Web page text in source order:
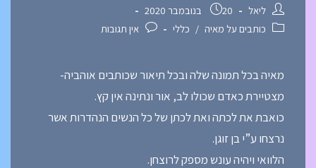
ליאל
20 בנובמבר 2020
כותבים על מאיה / כללי אין תגובות
מאיה בכל תמונה שלה ובכל תיאור שכותבים אוהביה-
מצטיירת כאדם שכולו לב, אור ונתינה אין קץ.
כואבת את לכתה ואת לכתן של כל הנשים הנהדרות אשר
נרצחו ע”י בן זוגן.
הלוואי ויהיה עונש מספק לרוצחן.